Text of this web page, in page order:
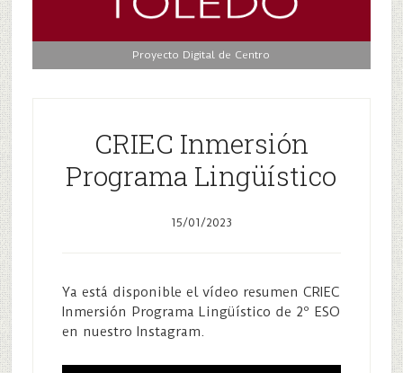
Proyecto Digital de Centro
CRIEC Inmersión
Programa Lingüístico
15/01/2023
Ya está disponible el vídeo resumen CRIEC
Inmersión Programa Lingüístico de 2º ESO
en nuestro Instagram.